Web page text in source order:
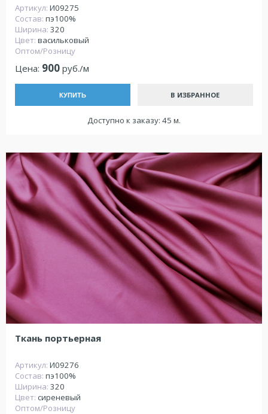
Артикул: И09275
Состав: пэ100%
Ширина: 320
Цвет: васильковый
Оптом/Розницу
Цена: 900 руб./м
КУПИТЬ В ИЗБРАННОЕ
Доступно к заказу: 45 м.
Ткань портьерная
Артикул: И09276
Состав: пэ100%
Ширина: 320
Цвет: сиреневый
Оптом/Розницу